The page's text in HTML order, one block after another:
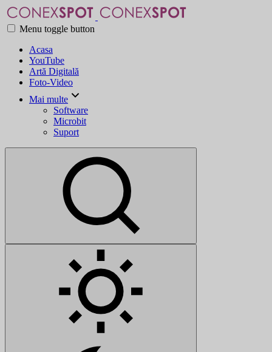
Menu toggle button
Acasa
YouTube
Artă Digitală
Foto-Video
Mai multe
Software
Microbit
Suport